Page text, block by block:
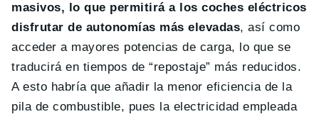
masivos, lo que permitirá a los coches eléctricos
disfrutar de autonomías más elevadas, así como
acceder a mayores potencias de carga, lo que se
traducirá en tiempos de “repostaje” más reducidos.
A esto habría que añadir la menor eficiencia de la
pila de combustible, pues la electricidad empleada